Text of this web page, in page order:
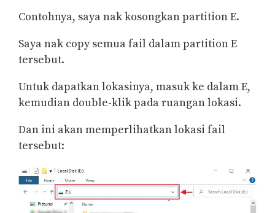
Contohnya, saya nak kosongkan partition E.
Saya nak copy semua fail dalam partition E
tersebut.
Untuk dapatkan lokasinya, masuk ke dalam E,
kemudian double-klik pada ruangan lokasi.
Dan ini akan memperlihatkan lokasi fail
tersebut: